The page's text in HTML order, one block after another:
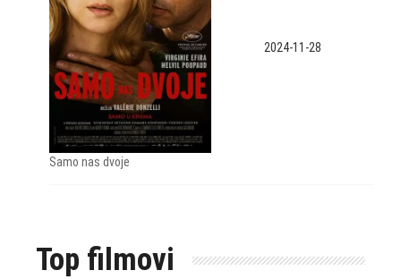
Samo nas dvoje
2024-11-28
Top filmovi